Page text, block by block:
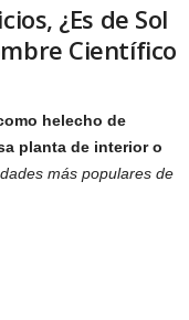
¿Es de Sol
Científico
helecho de
planta de interior o
más populares de